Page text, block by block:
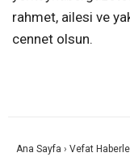
rahmet, ailesi ve
cennet olsun.
Ana Sayfa › Vefat